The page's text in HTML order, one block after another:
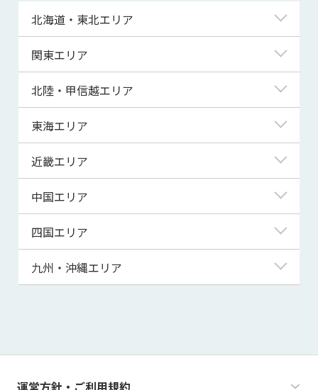
北海道・東北エリア
北海道
青森県
宮城県
秋田県
山形県
関東エリア
東京都
神奈川県
埼玉県
千葉県
茨城県
群馬県
北陸・甲信越エリア
新潟県
富山県
福井県
山梨県
長野県
東海エリア
岐阜県
静岡県
三重県
近畿エリア
滋賀県
京都府
大阪府
兵庫県
和歌山県
中国エリア
鳥取県
島根県
山口県
四国エリア
徳島県
高知県
九州・沖縄エリア
運営方針・ご利用規約